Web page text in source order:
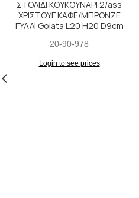
ΣΤΟΛΙΔΙ ΚΟΥΚΟΥΝΑΡΙ 2/ass
ΧΡΙΣΤΟΥΓ ΚΑΦΕ/ΜΠΡΟΝΖΕ
ΓΥΑΛΙ Golata L20 H20 D9cm
20-90-978
Login to see prices